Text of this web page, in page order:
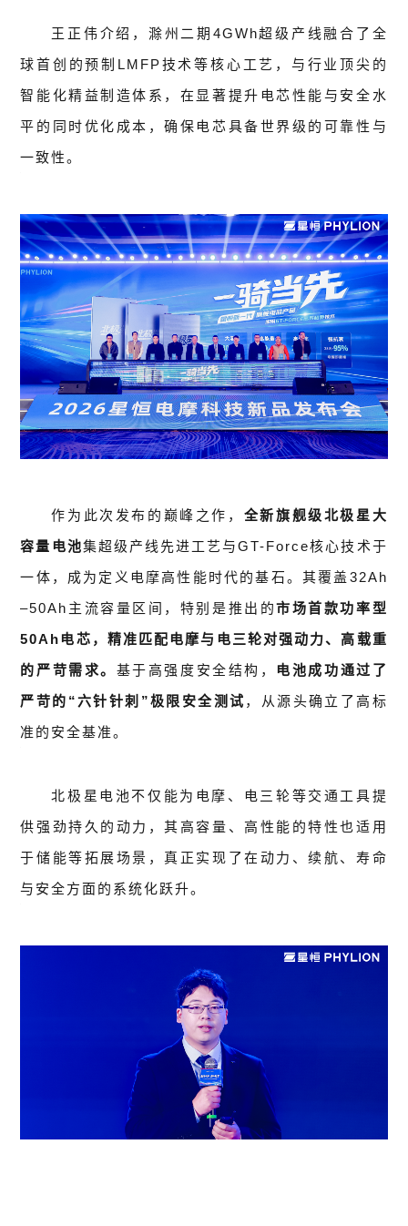
王正伟介绍，滁州二期4GWh超级产线融合了全
球首创的预制LMFP技术等核心工艺，与行业顶尖的
智能化精益制造体系，在显著提升电芯性能与安全水
平的同时优化成本，确保电芯具备世界级的可靠性与
一致性。
作为此次发布的巅峰之作， 全新旗舰级北极星大
容量电池集超级产线先进工艺与GT-Force核心技术于
一体，成为定义电摩高性能时代的基石。其覆盖32Ah
–50Ah主流容量区间，特别是推出的市场首款功率型
50Ah电芯 ，精准匹配电摩与电三轮对强动力、高载重
的严苛需求。 基于高强度安全结构， 电池成功通过了
严苛的“六针针刺”极限安全测试 ，从源头确立了高标
准的安全基准。
北极星电池不仅能为电摩、电三轮等交通工具提
供强劲持久的动力，其高容量、高性能的特性也适用
于储能等拓展场景，真正实现了在动力、续航、寿命
与安全方面的系统化跃升。